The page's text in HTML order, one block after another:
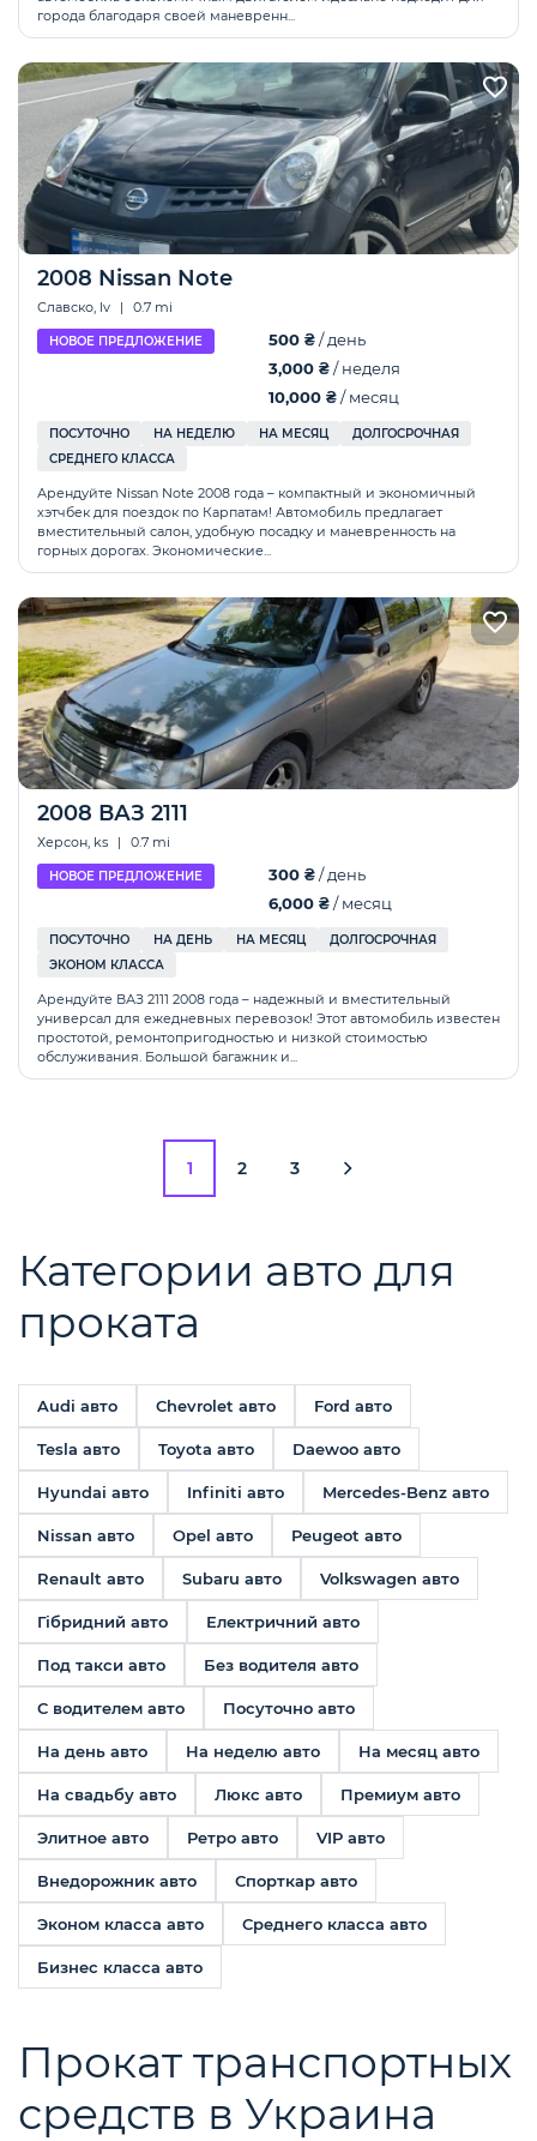
города благодаря своей маневренн...
2008 Nissan Note
Славско, lv | 0.7 mi
НОВОЕ ПРЕДЛОЖЕНИЕ 500 ₴/ день
3,000 ₴/ неделя
10,000 ₴/ месяц
ПОСУТОЧНО НА НЕДЕЛЮ НА МЕСЯЦ
ДОЛГОСРОЧНАЯ
СРЕДНЕГО КЛАССА
Арендуйте Nissan Note 2008 года – компактный и экономичный
хэтчбек для поездок по Карпатам! Автомобиль предлагает
вместительный салон, удобную посадку и маневренность на
горных дорогах. Экономические...
2008 ВАЗ 2111
Херсон, ks | 0.7 mi
НОВОЕ ПРЕДЛОЖЕНИЕ 300 ₴/ день
6,000 ₴/ месяц
ПОСУТОЧНО НА ДЕНЬ НА МЕСЯЦ
ДОЛГОСРОЧНАЯ
ЭКОНОМ КЛАССА
Арендуйте ВАЗ 2111 2008 года – надежный и вместительный
универсал для ежедневных перевозок! Этот автомобиль известен
простотой, ремонтопригодностью и низкой стоимостью
обслуживания. Большой багажник и...
1 2 3
Категории авто для
проката
Audi авто Chevrolet авто Ford авто
Tesla авто Toyota авто Daewoo авто
Hyundai авто Infiniti авто Mercedes-Benz авто
Nissan авто Opel авто Peugeot авто
Renault авто Subaru авто Volkswagen авто
Гібридний авто Електричний авто
Под такси авто Без водителя авто
С водителем авто Посуточно авто
На день авто На неделю авто На месяц авто
На свадьбу авто Люкс авто Премиум авто
Элитное авто Ретро авто VIP авто
Внедорожник авто Спорткар авто
Эконом класса авто Среднего класса авто
Бизнес класса авто
Прокат транспортных
средств в Украина